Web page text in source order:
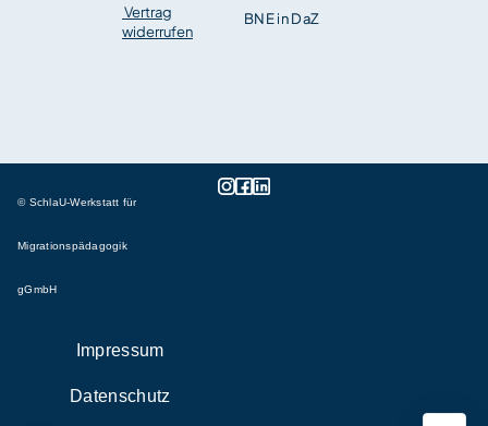
BNE in DaZ
Vertrag
widerrufen
© SchlaU-Werkstatt für
Migrationspädagogik
gGmbH
Impressum
Datenschutz